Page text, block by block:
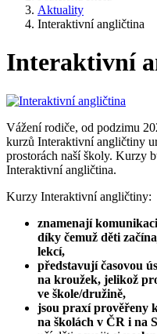
Aktuality
Interaktivní angličtina
Interaktivní
Vážení rodiče, od podzimu
kurzů Interaktivní angličtiny
prostorách naší školy. Kurzy
Interaktivní angličtina.
Kurzy Interaktivní angličtiny:
znamenají
díky čemuž děti
lekcí,
představují časovou
na kroužek, jelikož
ve škole/družině,
jsou praxíprověřeny
na školách v ČR i na